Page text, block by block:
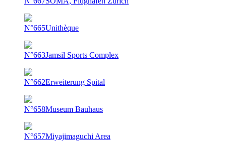
N°665Unithèque
N°663Jamsil Sports Complex
N°662Erweiterung Spital
N°658Museum Bauhaus
N°657Miyajimaguchi Area